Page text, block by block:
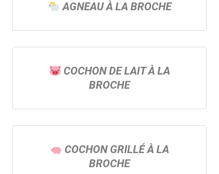
AGNEAU À LA BROCHE
COCHON DE LAIT À LA
BROCHE
COCHON GRILLÉ À LA
BROCHE